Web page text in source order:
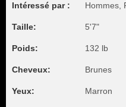
Intéressé par : Hommes,
Taille: 5'7"
Poids: 132 lb
Cheveux: Brunes
Yeux: Marron